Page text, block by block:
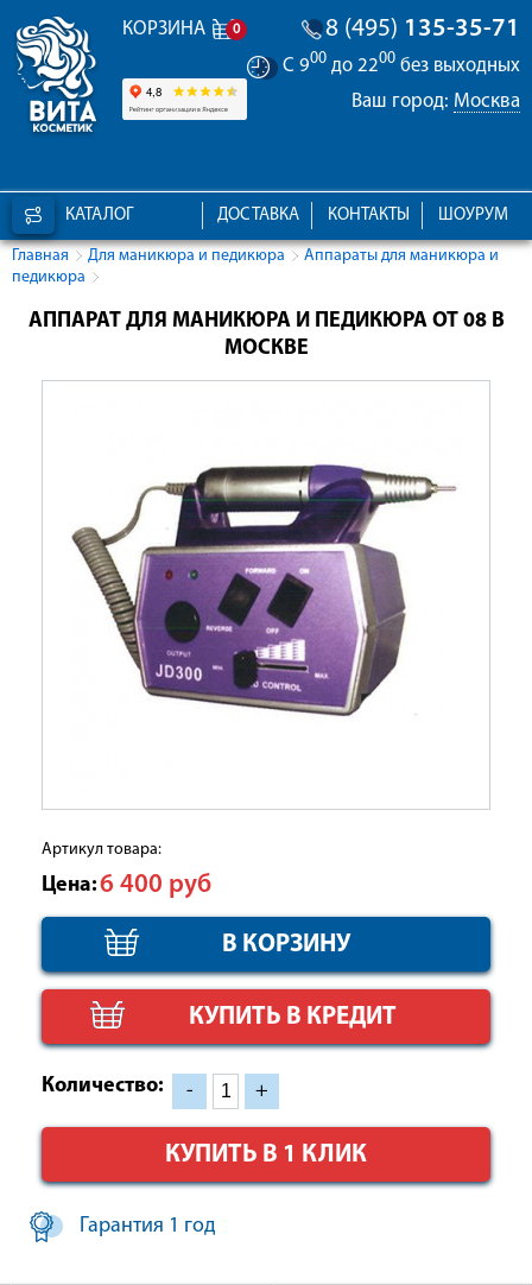
КОРЗИНА 0 8 (495) 135-35-71
С 900 до 2200 без выходных
Ваш город: Москва
КАТАЛОГ ШОУРУМ
КОНТАКТЫ
ДОСТАВКА
Главная Для маникюра и педикюра
Аппараты для маникюра и
педикюра
АППАРАТ ДЛЯ МАНИКЮРА И ПЕДИКЮРА OT 08 В
МОСКВЕ
Артикул товара:
Цена:6 400 руб
КУПИТЬ В КРЕДИТ
Количество: - +
КУПИТЬ В 1 КЛИК
Гарантия 1 год